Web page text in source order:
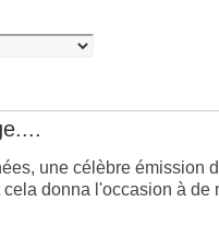
une célèbre
donna l'occasion à de